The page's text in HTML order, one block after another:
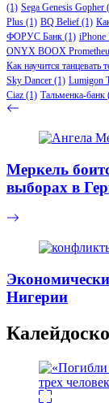
(1) Sega Genesis Gopher
Plus (1) BQ Belief (1)
ФОРУС Банк (1) iPhone
ONYX BOOX
Как научится танцевать
Sky Dancer (1) Lumigon
Ciaz (1) Тальменка-банк
Меркель
выборах в
Нигерии